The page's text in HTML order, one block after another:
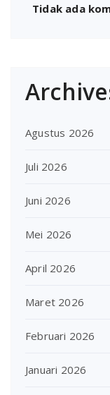
Tidak ada
Agustus 2026
Juli 2026
Juni 2026
Mei 2026
April 2026
Maret 2026
Februari 2026
Januari 2026